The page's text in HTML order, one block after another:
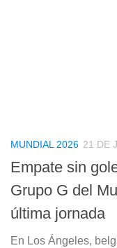
MUNDIAL 2026 21 DE
Empate sin
Grupo G del
última jornada
En Los Ángeles,